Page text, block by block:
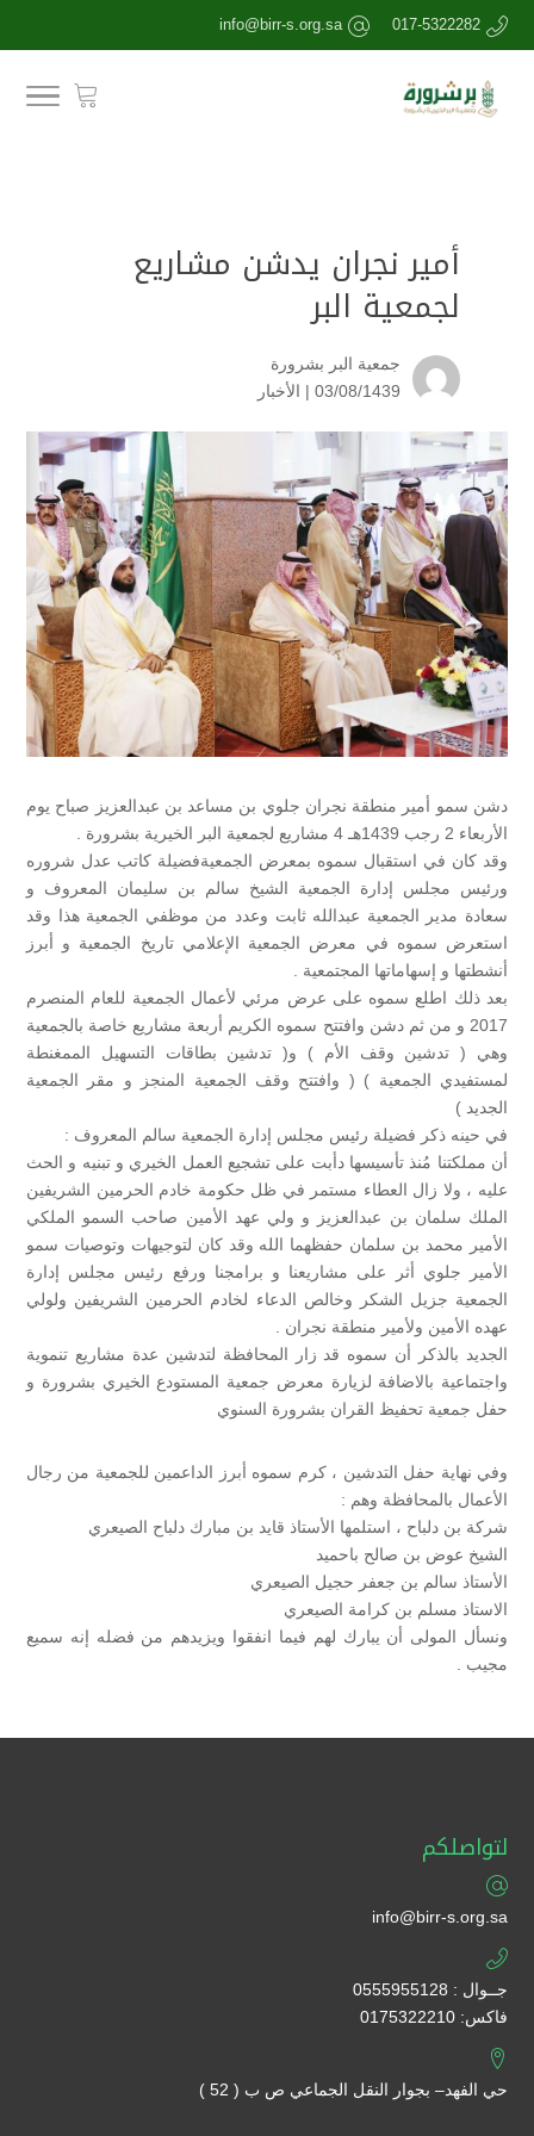
017-5322282
info@birr-s.org.sa
أمير نجران يدشن مشاريع
لجمعية البر
جمعية البر بشرورة
03/08/1439 |
الأخبار
دشن سمو أمير منطقة نجران جلوي بن مساعد بن عبدالعزيز صباح يوم
الأربعاء 2 رجب 1439هـ 4 مشاريع لجمعية البر الخيرية بشرورة .
وقد كان في استقبال سموه بمعرض الجمعيةفضيلة كاتب عدل شروره
ورئيس مجلس إدارة الجمعية الشيخ سالم بن سليمان المعروف و
سعادة مدير الجمعية عبدالله ثابت وعدد من موظفي الجمعية هذا وقد
استعرض سموه في معرض الجمعية الإعلامي تاريخ الجمعية و أبرز
أنشطتها و إسهاماتها المجتمعية .
بعد ذلك اطلع سموه على عرض مرئي لأعمال الجمعية للعام المنصرم
2017 و من ثم دشن وافتتح سموه الكريم أربعة مشاريع خاصة بالجمعية
وهي ( تدشين وقف الأم ) و( تدشين بطاقات التسهيل الممغنطة
لمستفيدي الجمعية ) ( وافتتح وقف الجمعية المنجز و مقر الجمعية
الجديد )
في حينه ذكر فضيلة رئيس مجلس إدارة الجمعية سالم المعروف :
أن مملكتنا مُنذ تأسيسها دأبت على تشجيع العمل الخيري و تبنيه و الحث
عليه ، ولا زال العطاء مستمر في ظل حكومة خادم الحرمين الشريفين
الملك سلمان بن عبدالعزيز و ولي عهد الأمين صاحب السمو الملكي
الأمير محمد بن سلمان حفظهما الله وقد كان لتوجيهات وتوصيات سمو
الأمير جلوي أثر على مشاريعنا و برامجنا ورفع رئيس مجلس إدارة
الجمعية جزيل الشكر وخالص الدعاء لخادم الحرمين الشريفين ولولي
عهده الأمين ولأمير منطقة نجران .
الجديد بالذكر أن سموه قد زار المحافظة لتدشين عدة مشاريع تنموية
واجتماعية بالاضافة لزيارة معرض جمعية المستودع الخيري بشرورة و
حفل جمعية تحفيظ القران بشرورة السنوي
وفي نهاية حفل التدشين ، كرم سموه أبرز الداعمين للجمعية من رجال
الأعمال بالمحافظة وهم :
شركة بن دلباح ، استلمها الأستاذ قايد بن مبارك دلباح الصيعري
الشيخ عوض بن صالح باحميد
الأستاذ سالم بن جعفر حجيل الصيعري
الاستاذ مسلم بن كرامة الصيعري
ونسأل المولى أن يبارك لهم فيما انفقوا ويزيدهم من فضله إنه سميع
مجيب .
لتواصلكم
info@birr-s.org.sa
جــوال : 0555955128
فاكس: 0175322210
حي الفهد– بجوار النقل الجماعي ص ب ( 52 )